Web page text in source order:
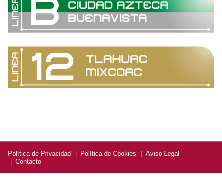
Política de Privacidad Política de Cookies
Aviso Legal
Contacto